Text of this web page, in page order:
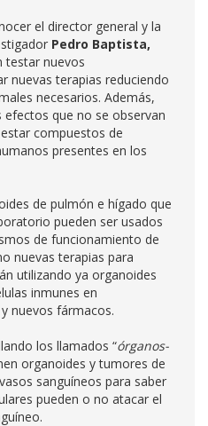
el director general y la
Pedro Baptista,
testar nuevos
nuevas terapias reduciendo
necesarios. Además,
que no se observan
compuestos de
presentes en los
de pulmón e hígado que
pueden ser usados
de funcionamiento de
nuevas terapias para
utilizando ya organoides
inmunes en
nuevos fármacos.
los llamados “órganos-
organoides y tumores de
sanguíneos para saber
pueden o no atacar el